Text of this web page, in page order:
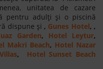
unitatea de cazare
pentru adulți și o piscină
dispune și , Gunes Hotel, ,
Garden, Hotel Leytur,
Makri Beach, Hotel Nazar
, Hotel Sunset Beach